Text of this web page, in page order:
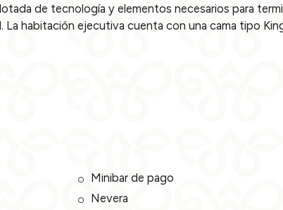
de tecnología y elementos necesarios para
habitación ejecutiva cuenta con una cama tipo
Minibar de pago
Nevera